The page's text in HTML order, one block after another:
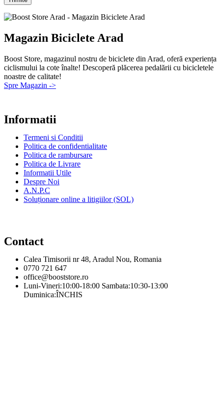
Magazin Biciclete Arad
Boost Store, magazinul nostru de biciclete din Arad, oferă experiența
ciclismului la cote înalte! Descoperă plăcerea pedalării cu bicicletele
noastre de calitate!
Spre Magazin ->
Informatii
Termeni si Conditii
Politica de confidentialitate
Politica de rambursare
Politica de Livrare
Informatii Utile
Despre Noi
A.N.P.C
Soluționare online a litigiilor (SOL)
Contact
Calea Timisorii nr 48, Aradul Nou, Romania
0770 721 647
office@booststore.ro
Luni-Vineri:10:00-18:00 Sambata:10:30-13:00
Duminica:ÎNCHIS